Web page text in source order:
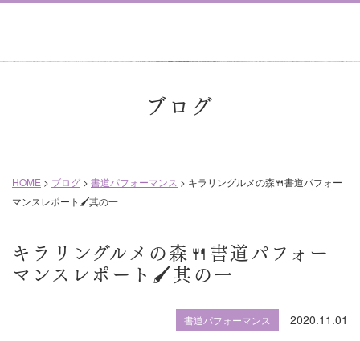
ブログ
HOME > ブログ > 書道パフォーマンス > キラリングルメの森🍴書道パフォー
マンスレポート🖌其の一
キラリングルメの森🍴書道パフォー
マンスレポート🖌其の一
書道パフォーマンス 2020.11.01